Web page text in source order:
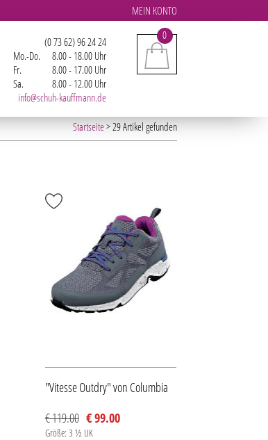
MEIN KONTO
0
(0 73 62) 96 24 24
Mo.-Do.
8.00 - 18.00 Uhr
Fr.
8.00 - 17.00 Uhr
Sa.
8.00 - 12.00 Uhr
info@schuh-kauffmann.de
Startseite> 29 Artikel gefunden
"Vitesse Outdry" von Columbia
€ 119.00 € 99.00
Größe: 3 ½ UK